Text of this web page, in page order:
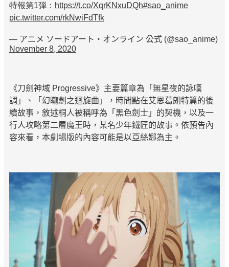
特報第1弾： https://t.co/XqrKNxuDQh#sao_anime
pic.twitter.com/rkNwiFdTfk
— アニメ ソードアート・オンライン 公式 (@sao_anime)
November 8, 2020
《刀劍神域 Progressive》主要篇章為「無星夜的詠嘆
調」、「幻矓劍之迴旋曲」，時間點在艾恩葛朗特篇的後
續故事，敘述桐人被稱呼為「黑色劍士」的契機，以及一
行人攻略第二層魔王時，某名少年鐵匠的故事。依預告內
容來看，本劇場版的內容可能是以亞絲娜為主。